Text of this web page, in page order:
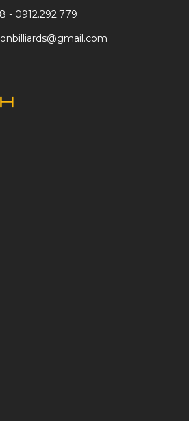
- 0912.292.779